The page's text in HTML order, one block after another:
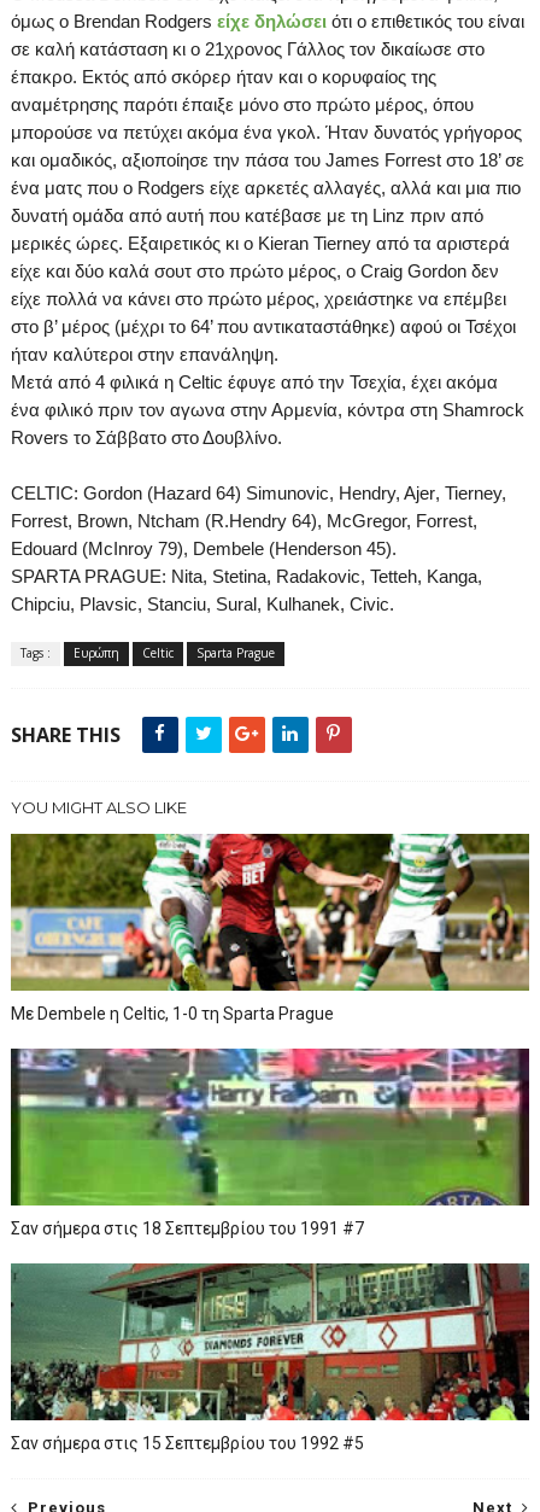
όμως ο Brendan Rodgers είχε δηλώσει ότι ο επιθετικός του είναι
σε καλή κατάσταση κι ο 21χρονος Γάλλος τον δικαίωσε στο
έπακρο. Εκτός από σκόρερ ήταν και ο κορυφαίος της
αναμέτρησης παρότι έπαιξε μόνο στο πρώτο μέρος, όπου
μπορούσε να πετύχει ακόμα ένα γκολ. Ήταν δυνατός γρήγορος
και ομαδικός, αξιοποίησε την πάσα του James Forrest στο 18’σε
ένα ματς που ο Rodgers είχε αρκετές αλλαγές, αλλά και μια πιο
δυνατή ομάδα από αυτή που κατέβασε με τη Linz πριν από
μερικές ώρες. Εξαιρετικός κι ο Kieran Tierney από τα αριστερά
είχε και δύο καλά σουτ στο πρώτο μέρος, ο Craig Gordon δεν
είχε πολλά να κάνει στο πρώτο μέρος, χρειάστηκε να επέμβει
στο β’ μέρος (μέχρι το 64’που αντικαταστάθηκε) αφού οι Τσέχοι
ήταν καλύτεροι στην επανάληψη.
Μετά από 4 φιλικά η Celtic έφυγε από την Τσεχία, έχει ακόμα
ένα φιλικό πριν τον αγωνα στην Αρμενία, κόντρα στη Shamrock
Rovers το Σάββατο στο Δουβλίνο.
CELTIC: Gordon (Hazard 64) Simunovic, Hendry, Ajer, Tierney,
Forrest, Brown, Ntcham (R.Hendry 64), McGregor, Forrest,
Edouard (McInroy 79), Dembele (Henderson 45).
SPARTA PRAGUE: Nita, Stetina, Radakovic, Tetteh, Kanga,
Chipciu, Plavsic, Stanciu, Sural, Kulhanek, Civic.
Tags : Ευρώπη Celtic Sparta Prague
SHARE THIS
YOU MIGHT ALSO LIKE
Mε Dembele η Celtic, 1-0 τη Sparta Prague
Σαν σήμερα στις 18 Σεπτεμβρίου του 1991 #7
Σαν σήμερα στις 15 Σεπτεμβρίου του 1992 #5
Next
Previous